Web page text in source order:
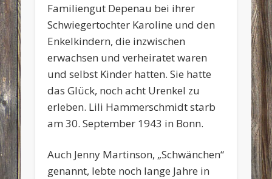
Familiengut Depenau bei ihrer
Schwiegertochter Karoline und den
Enkelkindern, die inzwischen
erwachsen und verheiratet waren
und selbst Kinder hatten. Sie hatte
das Glück, noch acht Urenkel zu
erleben. Lili Hammerschmidt starb
am 30. September 1943 in Bonn.
Auch Jenny Martinson, „Schwänchen“
genannt, lebte noch lange Jahre in